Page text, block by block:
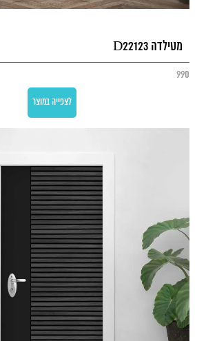
מטילדה D22123
990
לצפייה במוצר